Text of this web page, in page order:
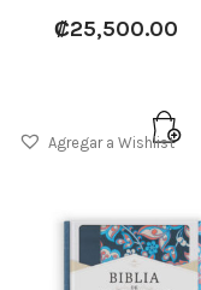
₡25,500.00
Agregar a Wishlist